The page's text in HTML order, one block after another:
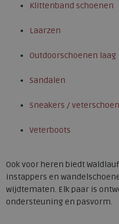
Klittenband schoenen
Laarzen
Outdoorschoenen laag
Sandalen
Sneakers /
Veterboots
Ook voor heren biedt
instappers en
wijdtematen. Elk paar is
ondersteuning en pasvorm.